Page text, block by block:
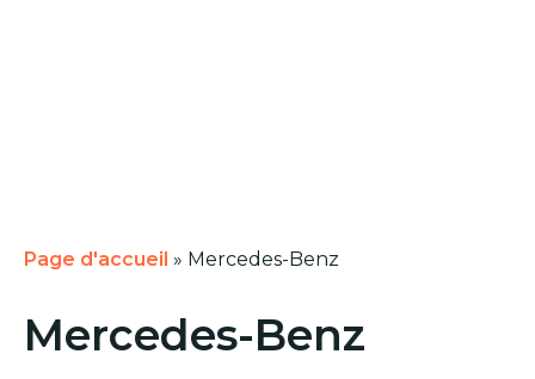
Page d'accueil » Mercedes-Benz
Mercedes-Benz